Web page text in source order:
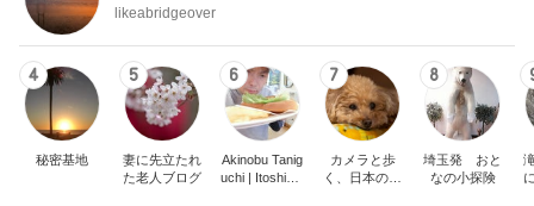
likeabridgeover
4
秘密基地
5
妻に先立たれ
た老人ブログ
6
Akinobu Tanig
uchi | Itoshima
7
カメラと歩
く、日本の風
8
埼玉発 おと
なの小探険